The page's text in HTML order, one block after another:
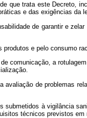
que trata este Decreto,
e das exigências da
de garantir e
e pelo consumo
comunicação, a
de problemas
à vigilância
técnicos previstos